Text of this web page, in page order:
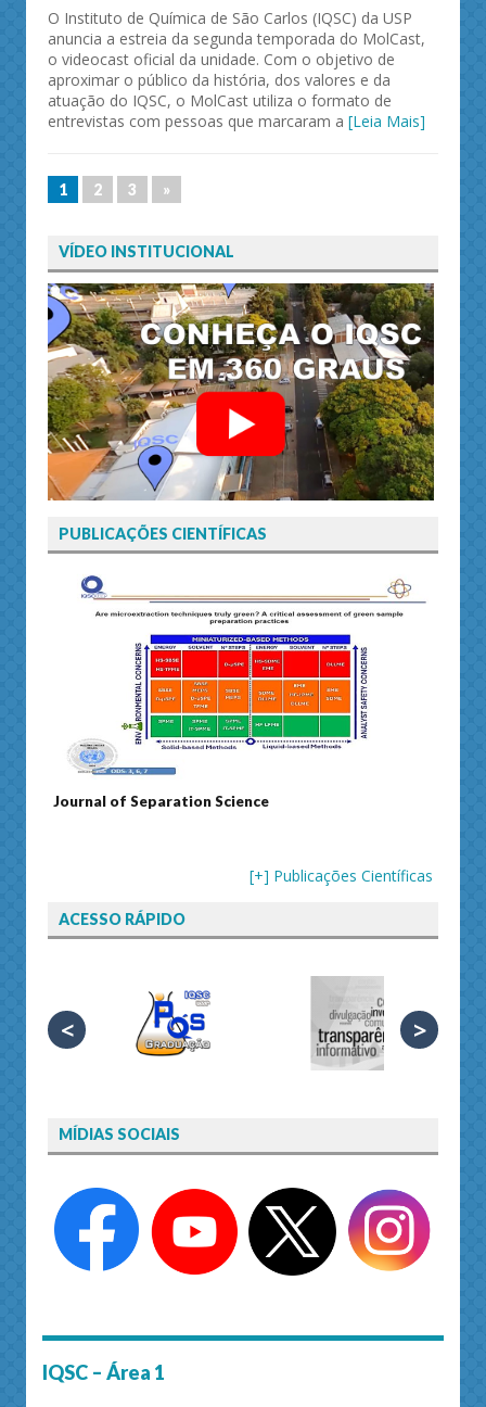
O Instituto de Química de São Carlos (IQSC) da USP
anuncia a estreia da segunda temporada do MolCast,
o videocast oficial da unidade. Com o objetivo de
aproximar o público da história, dos valores e da
atuação do IQSC, o MolCast utiliza o formato de
entrevistas com pessoas que marcaram a [Leia Mais]
1 2 3 »
VÍDEO INSTITUCIONAL
PUBLICAÇÕES CIENTÍFICAS
Journal of Separation Science
[+] Publicações Científicas
ACESSO RÁPIDO
< >
MÍDIAS SOCIAIS
IQSC – Área 1